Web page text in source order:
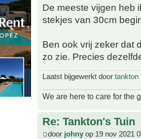
De meeste vijgen heb
stekjes van 30cm
Ben ook vrij zeker dat
zo zie. Precies
Laatst bijgewerkt door tankton
We are here to care for the
Re: Tankton's Tuin
door johny op 19 nov 2021